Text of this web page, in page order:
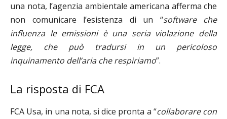
una nota, l’agenzia ambientale americana afferma che
non comunicare l’esistenza di un “software che
influenza le emissioni è una seria violazione della
legge, che può tradursi in un pericoloso
inquinamento dell’aria che respiriamo”.
La risposta di FCA
FCA Usa, in una nota, si dice pronta a “collaborare con